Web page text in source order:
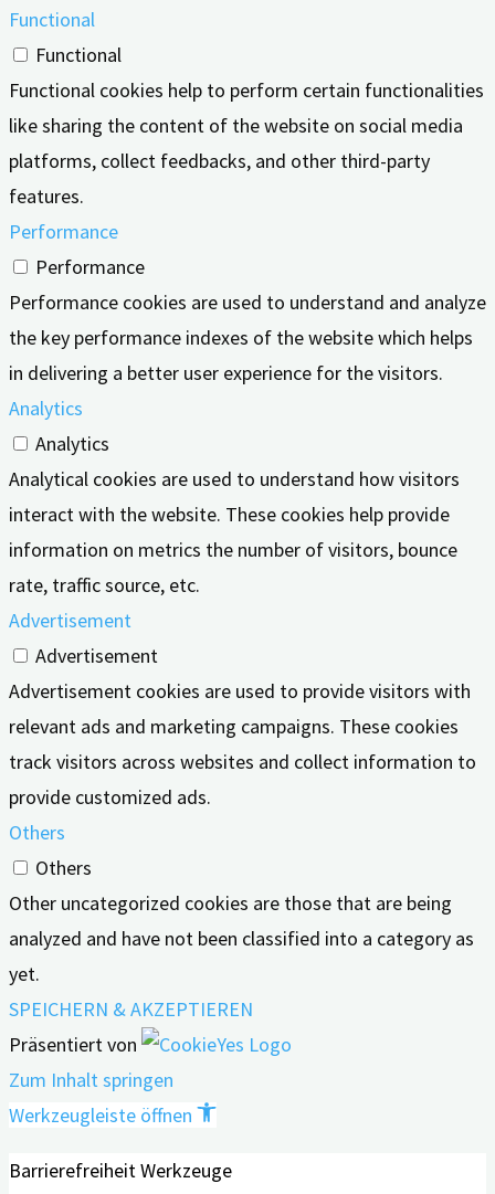
Functional
Functional
Functional cookies help to perform certain functionalities
like sharing the content of the website on social media
platforms, collect feedbacks, and other third-party
features.
Performance
Performance
Performance cookies are used to understand and analyze
the key performance indexes of the website which helps
in delivering a better user experience for the visitors.
Analytics
Analytics
Analytical cookies are used to understand how visitors
interact with the website. These cookies help provide
information on metrics the number of visitors, bounce
rate, traffic source, etc.
Advertisement
Advertisement
Advertisement cookies are used to provide visitors with
relevant ads and marketing campaigns. These cookies
track visitors across websites and collect information to
provide customized ads.
Others
Others
Other uncategorized cookies are those that are being
analyzed and have not been classified into a category as
yet.
SPEICHERN & AKZEPTIEREN
Präsentiert von
Zum Inhalt springen
Werkzeugleiste öffnen
Barrierefreiheit Werkzeuge